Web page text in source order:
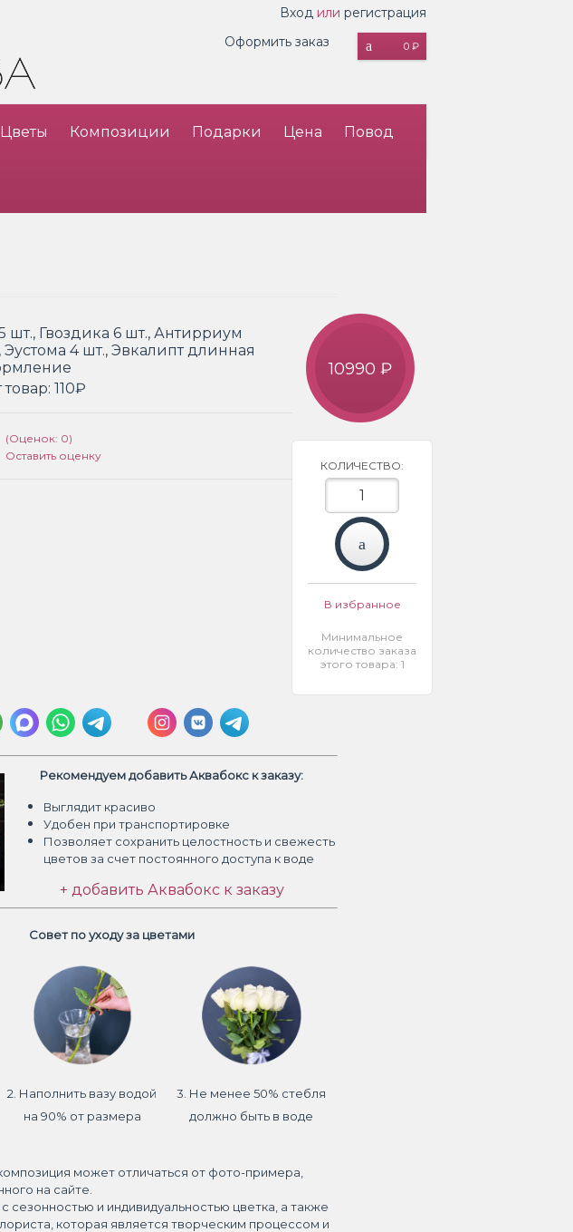
Вход или регистрация
0 ₽
Оформить заказ
Цветы Композиции Подарки Цена Повод
шт., Гвоздика 6 шт., Антирриум
Эустома 4 шт., Эвкалипт длинная
товар: 110₽
(Оценок: 0)
Оставить оценку
10990 ₽
КОЛИЧЕСТВО:
В избранное
Минимальное
количество заказа
этого товара: 1
Рекомендуем добавить Аквабокс к заказу:
Выглядит красиво
Удобен при транспортировке
Позволяет сохранить целостность и свежесть
цветов за счет постоянного доступа к воде
+ добавить Аквабокс к заказу
Совет по уходу за цветами
2. Наполнить вазу водой
на 90% от размера
3. Не менее 50% стебля
должно быть в воде
может отличаться от фото-примера,
на сайте.
сезонностью и индивидуальностью цветка, а также
которая является творческим процессом и